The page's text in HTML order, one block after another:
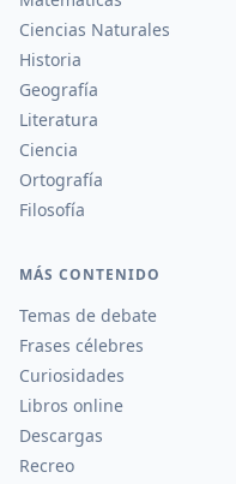
Ciencias Naturales
Historia
Geografía
Literatura
Ciencia
Ortografía
Filosofía
MÁS CONTENIDO
Temas de debate
Frases célebres
Curiosidades
Libros online
Descargas
Recreo